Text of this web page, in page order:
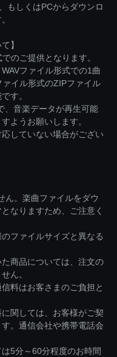
もしくはPCからダウンロ
】
のご提供となります。
ファイル形式での1曲
イル形式のZIPファイル
す。
、音楽データが再生可能
ようお願いします。
していない場合がござい
ん。楽曲ファイルをダウ
なりますため、ご注意く
ファイルサイズと異なる
商品については、注文の
ん。
料はお客さまのご負担と
関しては、お客様がご契
。通信会社や携帯電話会
5分～60分程度のお時間